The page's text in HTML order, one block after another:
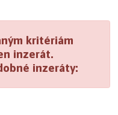
kritériám
inzerát.
inzeráty: